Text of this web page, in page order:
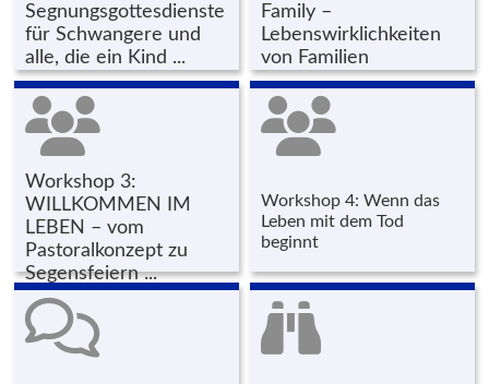
Segnungsgottesdienste
für Schwangere und
alle, die ein Kind ...
Family –
Lebenswirklichkeiten
von Familien
Workshop 3:
WILLKOMMEN IM
LEBEN – vom
Pastoralkonzept zu
Segensfeiern ...
Workshop 4: Wenn das
Leben mit dem Tod
beginnt